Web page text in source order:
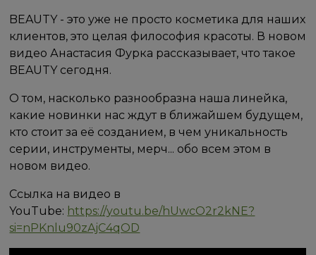
BEAUTY - это уже не просто косметика для наших
клиентов, это целая философия красоты. В новом
видео Анастасия Фурка рассказывает, что такое
BEAUTY сегодня.
О том, насколько разнообразна наша линейка,
какие новинки нас ждут в ближайшем будущем,
кто стоит за её созданием, в чем уникальность
серии, инструменты, мерч... обо всем этом в
новом видео.
Ссылка на видео в
YouTube: https://youtu.be/hUwcO2r2kNE?
si=nPKnlu90zAjC4qOD